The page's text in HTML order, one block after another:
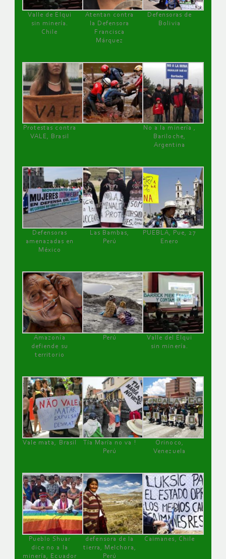
Valle de Elqui
sin minería.
Chile
Atentan contra
la Defensora
Francisca
Márquez
Defensoras de
Bolivia
Protestas contra
VALE, Brasil
No a la minería ,
Bariloche,
Argentina
Defensoras
amenazadas en
México
Las Bambas,
Perú
PUEBLA, Pue, 27
Enero
Amazonía
defiende su
territorio
Perú
Valle del Elqui
sin minería.
Vale mata, Brasil
Tía María no va !
Perú
Orinoco,
Venezuela
Pueblo Shuar
dice no a la
minería, Ecuador
defensora de la
tierra, Melchora,
Perú
Caimanes, Chile